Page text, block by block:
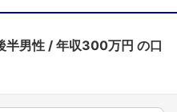
半男性 年収300万円 の口